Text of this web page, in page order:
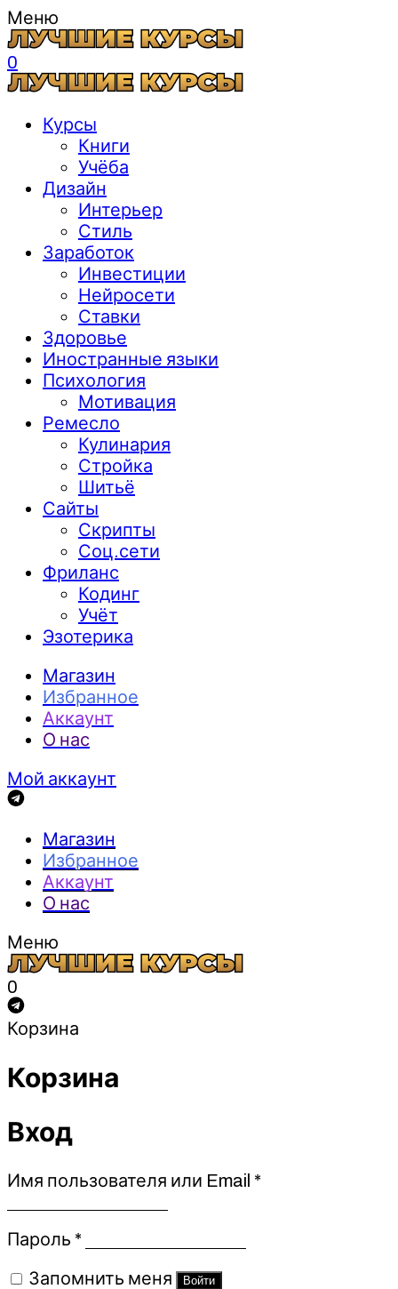
Меню
0
Курсы
Книги
Учёба
Дизайн
Интерьер
Стиль
Заработок
Инвестиции
Нейросети
Ставки
Здоровье
Иностранные языки
Психология
Мотивация
Ремесло
Кулинария
Стройка
Шитьё
Сайты
Скрипты
Соц.сети
Фриланс
Кодинг
Учёт
Эзотерика
Магазин
Избранное
Аккаунт
О нас
Мой аккаунт
Магазин
Избранное
Аккаунт
О нас
Меню
0
Корзина
Корзина
Вход
Имя пользователя или Email *Обязательно
Пароль *Обязательно
Запомнить меня Войти